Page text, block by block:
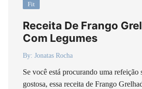
Fit
Receita De Frango
Com Legumes
By: Jonatas Rocha
Se você está procurando uma refeição
gostosa, essa receita de Frango